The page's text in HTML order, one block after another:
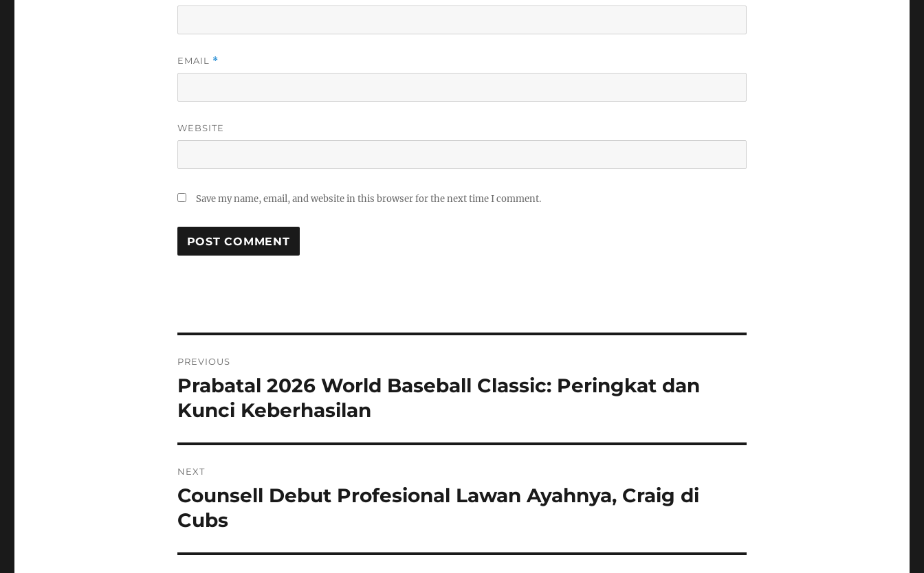
EMAIL *
WEBSITE
Save my name, email, and website in this browser for the next time I comment.
navigation
PREVIOUS
Previous
post:
Prabatal 2026 World Baseball Classic: Peringkat dan
Kunci Keberhasilan
NEXT
Next
post:
Counsell Debut Profesional Lawan Ayahnya, Craig di
Cubs